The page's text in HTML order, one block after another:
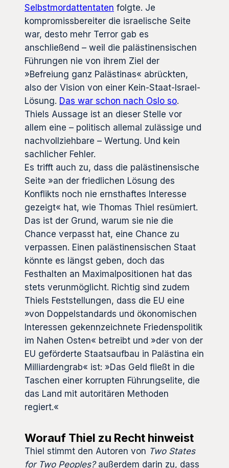
Selbstmordattentaten folgte. Je
kompromissbereiter die israelische Seite
war, desto mehr Terror gab es
anschließend – weil die palästinensischen
Führungen nie von ihrem Ziel der
»Befreiung ganz Palästinas« abrückten,
also der Vision von einer Kein-Staat-Israel-
Lösung. Das war schon nach Oslo so.
Thiels Aussage ist an dieser Stelle vor
allem eine – politisch allemal zulässige und
nachvollziehbare – Wertung. Und kein
sachlicher Fehler.
Es trifft auch zu, dass die palästinensische
Seite »an der friedlichen Lösung des
Konflikts noch nie ernsthaftes Interesse
gezeigt« hat, wie Thomas Thiel resümiert.
Das ist der Grund, warum sie nie die
Chance verpasst hat, eine Chance zu
verpassen. Einen palästinensischen Staat
könnte es längst geben, doch das
Festhalten an Maximalpositionen hat das
stets verunmöglicht. Richtig sind zudem
Thiels Feststellungen, dass die EU eine
»von Doppelstandards und ökonomischen
Interessen gekennzeichnete Friedenspolitik
im Nahen Osten« betreibt und »der von der
EU geförderte Staatsaufbau in Palästina ein
Milliardengrab« ist: »Das Geld fließt in die
Taschen einer korrupten Führungselite, die
das Land mit autoritären Methoden
regiert.«
Worauf Thiel zu Recht hinweist
Thiel stimmt den Autoren von Two States
for Two Peoples?außerdem darin zu, dass